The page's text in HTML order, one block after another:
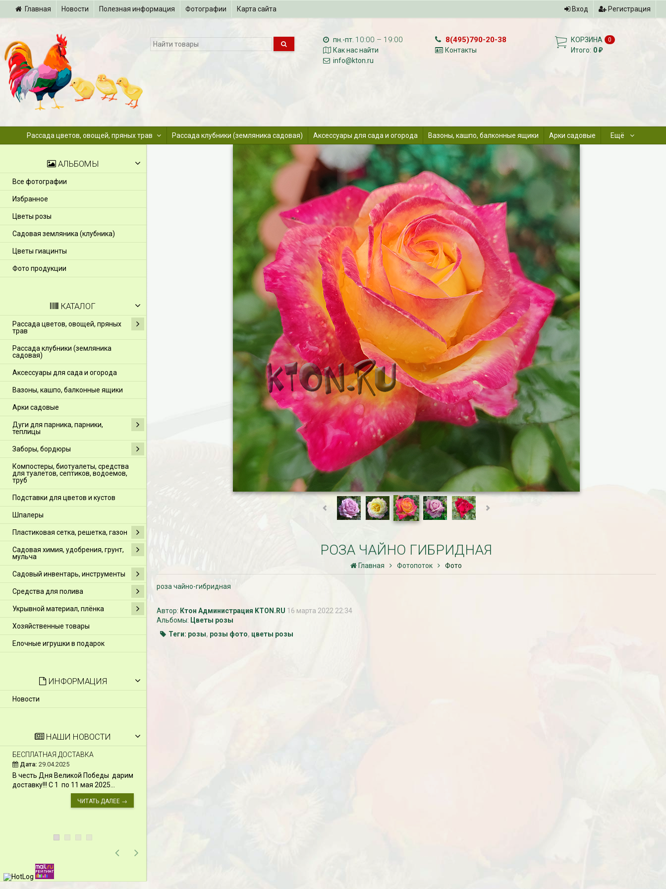
Главная Новости Полезная информация Фотографии Карта сайта Вход Регистрация
пн.-пт. 10:00 – 19:00
Как нас найти
info@kton.ru
8(495)790-20-38
Контакты
КОРЗИНА 0
Итого: 0₽
Рассада цветов, овощей, пряных трав Рассада клубники (земляника садовая) Аксессуары для сада и огорода Вазоны, кашпо, балконные ящики Арки садовые Ещё
АЛЬБОМЫ
Все фотографии
Избранное
Цветы розы
Садовая земляника (клубника)
Цветы гиацинты
Фото продукции
КАТАЛОГ
Рассада цветов, овощей, пряных
трав
Рассада клубники (земляника
садовая)
Аксессуары для сада и огорода
Вазоны, кашпо, балконные ящики
Арки садовые
Дуги для парника, парники,
теплицы
Заборы, бордюры
Компостеры, биотуалеты, средства
для туалетов, септиков, водоемов,
труб
Подставки для цветов и кустов
Шпалеры
Пластиковая сетка, решетка, газон
Садовая химия, удобрения, грунт,
мульча
Садовый инвентарь, инструменты
Средства для полива
Укрывной материал, плёнка
Хозяйственные товары
Елочные игрушки в подарок
ИНФОРМАЦИЯ
Новости
НАШИ НОВОСТИ
БЕСПЛАТНАЯ ДОСТАВКА
Дата: 29.04.2025
В честь Дня Великой Победы дарим
доставку!!! С 1 по 11 мая 2025...
ЧИТАТЬ ДАЛЕЕ →
РОЗА ЧАЙНО ГИБРИДНАЯ
Главная Фотопоток Фото
роза чайно-гибридная
Автор: Ктон Администрация KTON.RU 16 марта 2022 22:34
Альбомы: Цветы розы
Теги: розы, розы фото, цветы розы